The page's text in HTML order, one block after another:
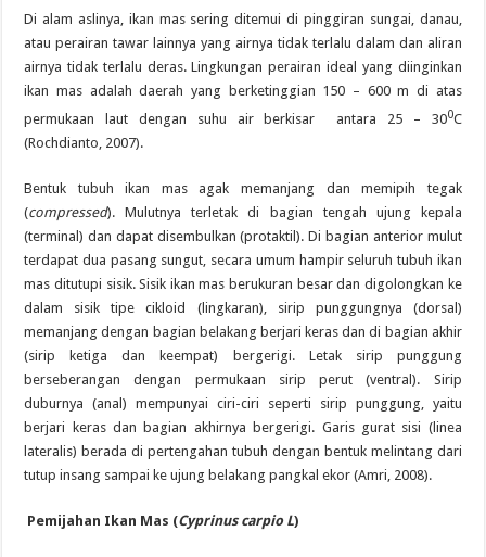
Di alam aslinya, ikan mas sering ditemui di pinggiran sungai, danau,
atau perairan tawar lainnya yang airnya tidak terlalu dalam dan aliran
airnya tidak terlalu deras. Lingkungan perairan ideal yang diinginkan
ikan mas adalah daerah yang berketinggian 150 – 600 m di atas
permukaan laut dengan suhu air berkisar antara 25 – 300C
(Rochdianto, 2007).
Bentuk tubuh ikan mas agak memanjang dan memipih tegak
(compressed). Mulutnya terletak di bagian tengah ujung kepala
(terminal) dan dapat disembulkan (protaktil). Di bagian anterior mulut
terdapat dua pasang sungut, secara umum hampir seluruh tubuh ikan
mas ditutupi sisik. Sisik ikan mas berukuran besar dan digolongkan ke
dalam sisik tipe cikloid (lingkaran), sirip punggungnya (dorsal)
memanjang dengan bagian belakang berjari keras dan di bagian akhir
(sirip ketiga dan keempat) bergerigi. Letak sirip punggung
berseberangan dengan permukaan sirip perut (ventral). Sirip
duburnya (anal) mempunyai ciri-ciri seperti sirip punggung, yaitu
berjari keras dan bagian akhirnya bergerigi. Garis gurat sisi (linea
lateralis) berada di pertengahan tubuh dengan bentuk melintang dari
tutup insang sampai ke ujung belakang pangkal ekor (Amri, 2008).
Pemijahan Ikan Mas (Cyprinus carpio L)